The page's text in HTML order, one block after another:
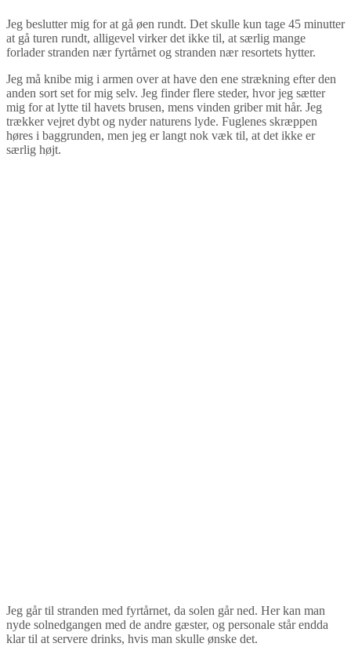
Jeg beslutter mig for at gå øen rundt. Det skulle kun tage 45 minutter
at gå turen rundt, alligevel virker det ikke til, at særlig mange
forlader stranden nær fyrtårnet og stranden nær resortets hytter.
Jeg må knibe mig i armen over at have den ene strækning efter den
anden sort set for mig selv. Jeg finder flere steder, hvor jeg sætter
mig for at lytte til havets brusen, mens vinden griber mit hår. Jeg
trækker vejret dybt og nyder naturens lyde. Fuglenes skræppen
høres i baggrunden, men jeg er langt nok væk til, at det ikke er
særlig højt.
Jeg går til stranden med fyrtårnet, da solen går ned. Her kan man
nyde solnedgangen med de andre gæster, og personale står endda
klar til at servere drinks, hvis man skulle ønske det.